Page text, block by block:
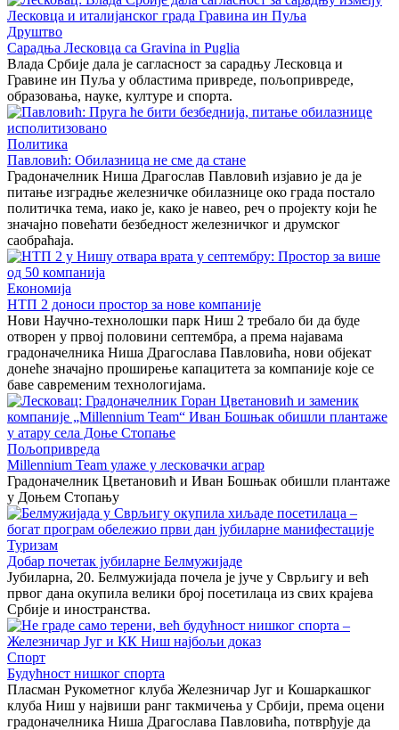
Друштво
Сарадња Лесковца са Gravina in Puglia
Влада Србије дала је сагласност за сарадњу Лесковца и
Гравине ин Пуља у областима привреде, пољопривреде,
образовања, науке, културе и спорта.
Политика
Павловић: Обилазница не сме да стане
Градоначелник Ниша Драгослав Павловић изјавио је да је
питање изградње железничке обилазнице око града постало
политичка тема, иако је, како је навео, реч о пројекту који ће
значајно повећати безбедност железничког и друмског
саобраћаја.
Економија
НТП 2 доноси простор за нове компаније
Нови Научно-технолошки парк Ниш 2 требало би да буде
отворен у првој половини септембра, а према најавама
градоначелника Ниша Драгослава Павловића, нови објекат
донеће значајно проширење капацитета за компаније које се
баве савременим технологијама.
Пољопривреда
Millennium Team улаже у лесковачки аграр
Градоначелник Цветановић и Иван Бошњак обишли плантаже
у Доњем Стопању
Туризам
Добар почетак јубиларне Белмужијаде
Јубиларна, 20. Белмужијада почела је јуче у Сврљигу и већ
првог дана окупила велики број посетилаца из свих крајева
Србије и иностранства.
Спорт
Будућност нишког спорта
Пласман Рукометног клуба Железничар Југ и Кошаркашког
клуба Ниш у највиши ранг такмичења у Србији, према оцени
градоначелника Ниша Драгослава Павловића, потврђује да